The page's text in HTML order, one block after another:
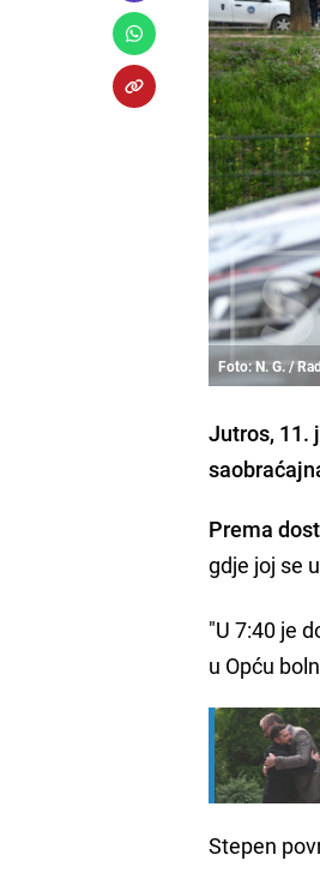
Foto: N. G. /
Jutros, 11.
Prema
gdje joj se
"U 7:40 je
u Opću
Stepen